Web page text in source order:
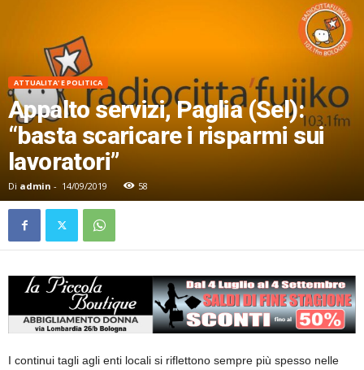
ATTUALITA' E POLITICA
Appalto servizi, Paglia (Sel):
“basta scaricare i risparmi sui
lavoratori”
Di admin - 14/09/2019 58
I continui tagli agli enti locali si riflettono sempre più spesso nelle